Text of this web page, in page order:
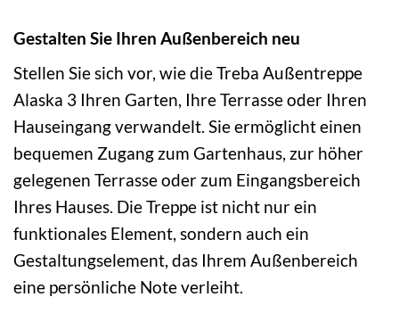
Gestalten Sie Ihren Außenbereich neu
Stellen Sie sich vor, wie die Treba Außentreppe
Alaska 3 Ihren Garten, Ihre Terrasse oder Ihren
Hauseingang verwandelt. Sie ermöglicht einen
bequemen Zugang zum Gartenhaus, zur höher
gelegenen Terrasse oder zum Eingangsbereich
Ihres Hauses. Die Treppe ist nicht nur ein
funktionales Element, sondern auch ein
Gestaltungselement, das Ihrem Außenbereich
eine persönliche Note verleiht.